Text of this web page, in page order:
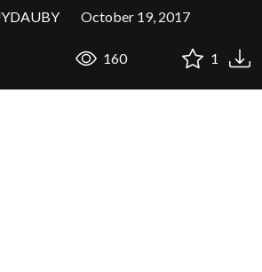
October 19, 2017
160 1